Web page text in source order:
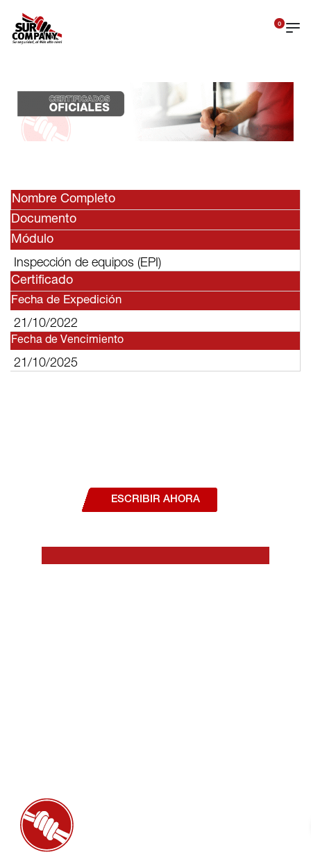
0
Nombre Completo
Documento
Módulo
Inspección de equipos (EPI)
Certificado
Fecha de Expedición
21/10/2022
Fecha de Vencimiento
21/10/2025
ESCRIBIR AHORA